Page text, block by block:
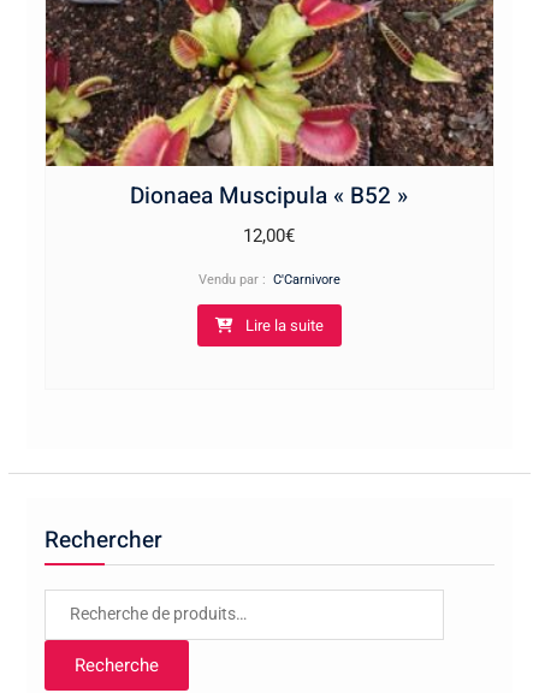
Dionaea Muscipula « B52 »
12,00€
Vendu par : C'Carnivore
Lire la suite
Rechercher
Recherche
Recherche